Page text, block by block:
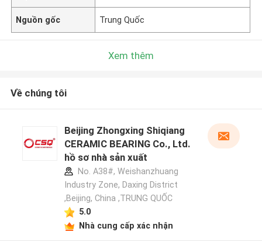
Nguồn gốc Trung Quốc
Xem thêm
Về chúng tôi
Beijing Zhongxing Shiqiang
CERAMIC BEARING Co., Ltd.
hồ sơ nhà sản xuất
No. A38#, Weishanzhuang
Industry Zone, Daxing District
,Beijing, China ,TRUNG QUỐC
5.0
Nhà cung cấp xác nhận